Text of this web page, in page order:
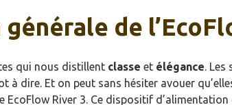
de
qui nous distillent classe et élégance. Les
à dire. Et on peut sans hésiter avouer
EcoFlow River 3. Ce dispositif